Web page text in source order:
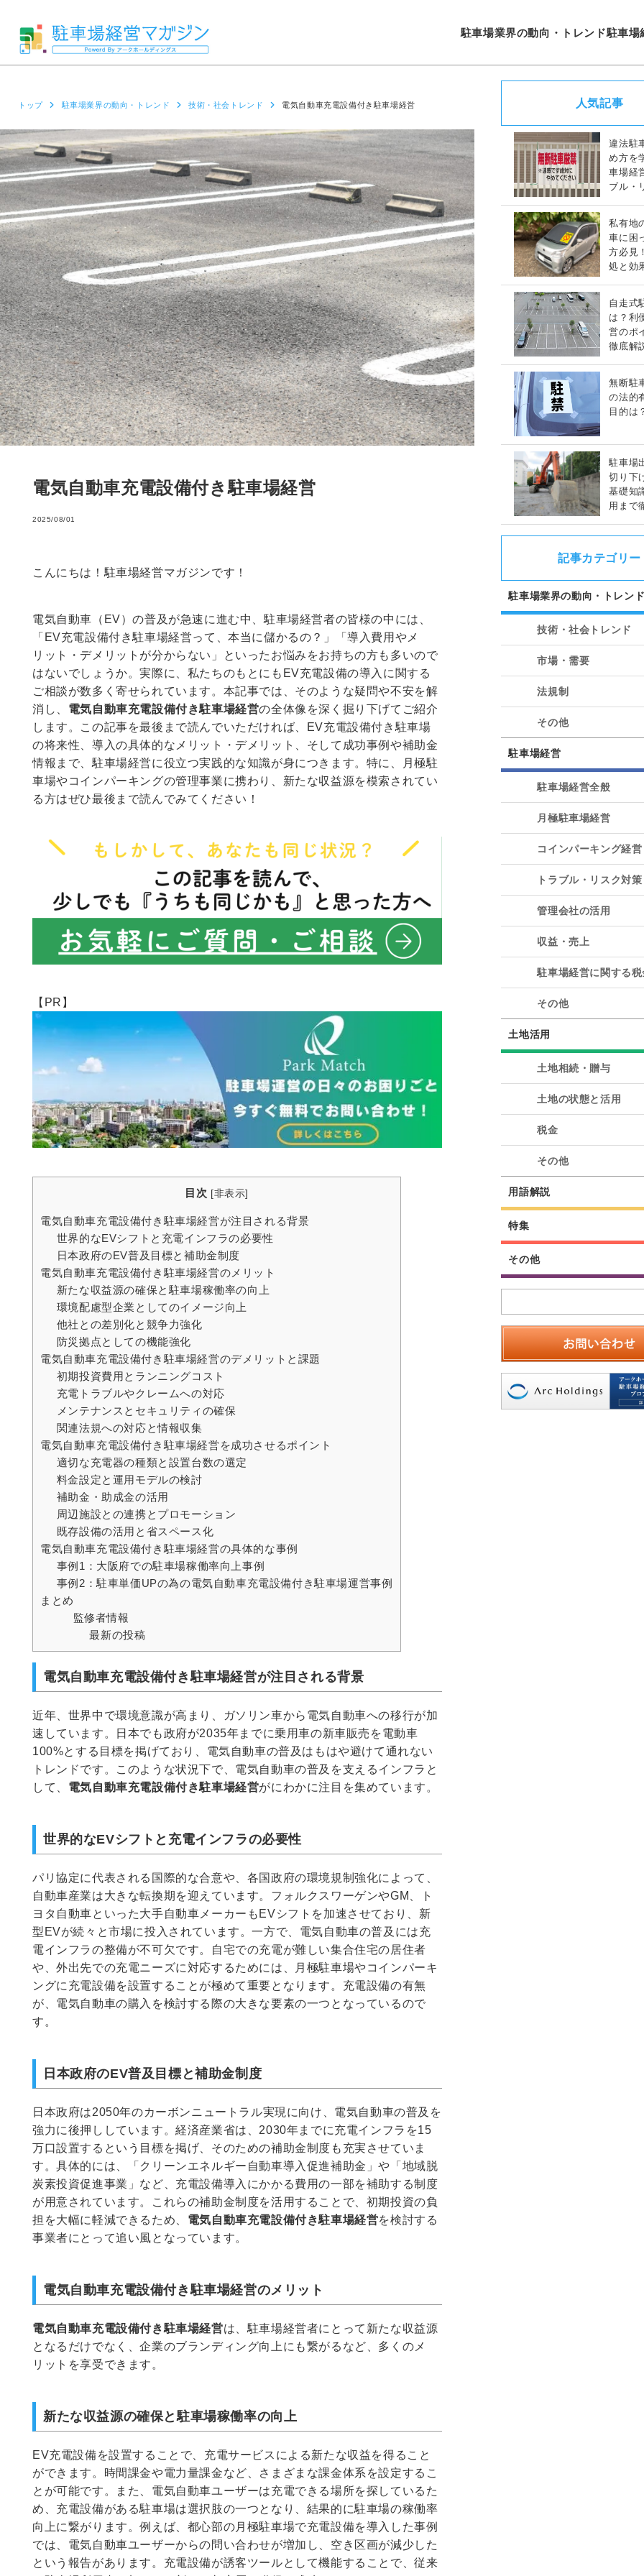
駐車場業界の動向・トレンド駐車場
トップ 駐車場業界の動向・トレンド 技術・社会トレンド 電気自動車充電設備付き駐車場経営
電気自動車充電設備付き駐車場経営
2025/08/01
こんにちは！駐車場経営マガジンです！
電気自動車（EV）の普及が急速に進む中、駐車場経営者の皆様の中には、
「EV充電設備付き駐車場経営って、本当に儲かるの？」「導入費用やメ
リット・デメリットが分からない」といったお悩みをお持ちの方も多いので
はないでしょうか。実際に、私たちのもとにもEV充電設備の導入に関する
ご相談が数多く寄せられています。本記事では、そのような疑問や不安を解
消し、 電気自動車充電設備付き駐車場経営の全体像を深く掘り下げてご紹介
します。この記事を最後まで読んでいただければ、EV充電設備付き駐車場
の将来性、導入の具体的なメリット・デメリット、そして成功事例や補助金
情報まで、駐車場経営に役立つ実践的な知識が身につきます。特に、月極駐
車場やコインパーキングの管理事業に携わり、新たな収益源を模索されてい
る方はぜひ最後まで読んでみてください！
【PR】
目次 [非表示]
電気自動車充電設備付き駐車場経営が注目される背景
世界的なEVシフトと充電インフラの必要性
日本政府のEV普及目標と補助金制度
電気自動車充電設備付き駐車場経営のメリット
新たな収益源の確保と駐車場稼働率の向上
環境配慮型企業としてのイメージ向上
他社との差別化と競争力強化
防災拠点としての機能強化
電気自動車充電設備付き駐車場経営のデメリットと課題
初期投資費用とランニングコスト
充電トラブルやクレームへの対応
メンテナンスとセキュリティの確保
関連法規への対応と情報収集
電気自動車充電設備付き駐車場経営を成功させるポイント
適切な充電器の種類と設置台数の選定
料金設定と運用モデルの検討
補助金・助成金の活用
周辺施設との連携とプロモーション
既存設備の活用と省スペース化
電気自動車充電設備付き駐車場経営の具体的な事例
事例1：大阪府での駐車場稼働率向上事例
事例2：駐車単価UPの為の電気自動車充電設備付き駐車場運営事例
まとめ
監修者情報
最新の投稿
電気自動車充電設備付き駐車場経営が注目される背景
近年、世界中で環境意識が高まり、ガソリン車から電気自動車への移行が加
速しています。日本でも政府が2035年までに乗用車の新車販売を電動車
100%とする目標を掲げており、電気自動車の普及はもはや避けて通れない
トレンドです。このような状況下で、電気自動車の普及を支えるインフラと
して、 電気自動車充電設備付き駐車場経営がにわかに注目を集めています。
世界的なEVシフトと充電インフラの必要性
パリ協定に代表される国際的な合意や、各国政府の環境規制強化によって、
自動車産業は大きな転換期を迎えています。フォルクスワーゲンやGM、ト
ヨタ自動車といった大手自動車メーカーもEVシフトを加速させており、新
型EVが続々と市場に投入されています。一方で、電気自動車の普及には充
電インフラの整備が不可欠です。自宅での充電が難しい集合住宅の居住者
や、外出先での充電ニーズに対応するためには、月極駐車場やコインパーキ
ングに充電設備を設置することが極めて重要となります。充電設備の有無
が、電気自動車の購入を検討する際の大きな要素の一つとなっているので
す。
日本政府のEV普及目標と補助金制度
日本政府は2050年のカーボンニュートラル実現に向け、電気自動車の普及を
強力に後押ししています。経済産業省は、2030年までに充電インフラを15
万口設置するという目標を掲げ、そのための補助金制度も充実させていま
す。具体的には、「クリーンエネルギー自動車導入促進補助金」や「地域脱
炭素投資促進事業」など、充電設備導入にかかる費用の一部を補助する制度
が用意されています。これらの補助金制度を活用することで、初期投資の負
担を大幅に軽減できるため、 電気自動車充電設備付き駐車場経営を検討する
事業者にとって追い風となっています。
電気自動車充電設備付き駐車場経営のメリット
電気自動車充電設備付き駐車場経営は、駐車場経営者にとって新たな収益源
となるだけでなく、企業のブランディング向上にも繋がるなど、多くのメ
リットを享受できます。
新たな収益源の確保と駐車場稼働率の向上
EV充電設備を設置することで、充電サービスによる新たな収益を得ること
ができます。時間課金や電力量課金など、さまざまな課金体系を設定するこ
とが可能です。また、電気自動車ユーザーは充電できる場所を探しているた
め、充電設備がある駐車場は選択肢の一つとなり、結果的に駐車場の稼働率
向上に繋がります。例えば、都心部の月極駐車場で充電設備を導入した事例
では、電気自動車ユーザーからの問い合わせが増加し、空き区画が減少した
という報告があります。充電設備が誘客ツールとして機能することで、従来
人気記事
違法駐
め方を
車場経
ブル・
私有地
車に困
方必見
処と効
自走式
は？利
営のポ
徹底解
無断駐
の法的
目的は
駐車場
切り下
基礎知
用まで
記事カテゴリー
駐車場業界の動向・トレン
技術・社会トレンド
市場・需要
法規制
その他
駐車場経営
駐車場経営全般
月極駐車場経営
コインパーキング経営
トラブル・リスク対策
管理会社の活用
収益・売上
駐車場経営に関する税
その他
土地活用
土地相続・贈与
土地の状態と活用
税金
その他
用語解説
特集
その他